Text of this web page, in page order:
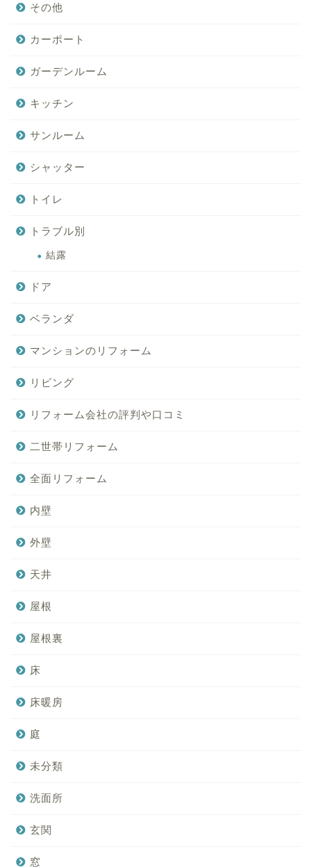
その他
カーポート
ガーデンルーム
キッチン
サンルーム
シャッター
トイレ
トラブル別
結露
ドア
ベランダ
マンションのリフォーム
リビング
リフォーム会社の評判や口コミ
二世帯リフォーム
全面リフォーム
内壁
外壁
天井
屋根
屋根裏
床
床暖房
庭
未分類
洗面所
玄関
窓